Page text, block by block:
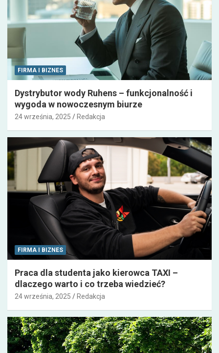
FIRMA I BIZNES
Dystrybutor wody Ruhens – funkcjonalność i
wygoda w nowoczesnym biurze
24 września, 2025 Redakcja
FIRMA I BIZNES
Praca dla studenta jako kierowca TAXI –
dlaczego warto i co trzeba wiedzieć?
24 września, 2025 Redakcja